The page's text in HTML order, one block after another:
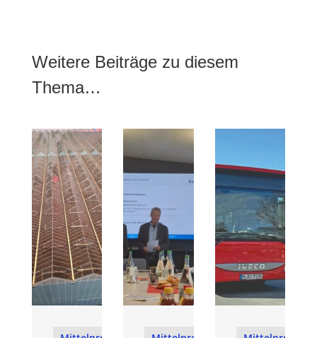
Weitere Beiträge zu diesem
Thema…